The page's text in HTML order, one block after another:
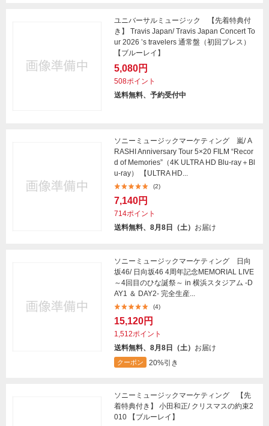
ユニバーサルミュージック 【先着特典付
き】 Travis Japan/ Travis Japan Concert To
ur 2026 ’s travelers 通常盤（初回プレス）
【ブルーレイ】
5,080円
508ポイント
送料無料、予約受付中
ソニーミュージックマーケティング 嵐/ A
RASHI Anniversary Tour 5×20 FILM “Recor
d of Memories”（4K ULTRA HD Blu-ray＋Bl
u-ray） 【ULTRA HD...
(2)
7,140円
714ポイント
送料無料、8月8日（土） お届け
ソニーミュージックマーケティング 日向
坂46/ 日向坂46 4周年記念MEMORIAL LIVE
～4回目のひな誕祭～ in 横浜スタジアム -D
AY1 ＆ DAY2- 完全生産...
(4)
15,120円
1,512ポイント
送料無料、8月8日（土） お届け
クーポン 20%引き
ソニーミュージックマーケティング 【先
着特典付き】 小田和正/ クリスマスの約束2
010 【ブルーレイ】